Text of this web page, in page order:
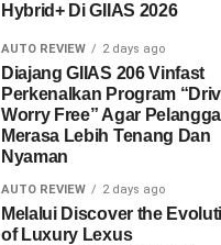
Hybrid+ Di GIIAS 2026
AUTO REVIEW 2 days ago
Diajang GIIAS 206 Vinfast
Perkenalkan Program
Worry Free” Agar
Merasa Lebih Tenang Dan
Nyaman
AUTO REVIEW 2 days ago
Melalui Discover the
of Luxury Lexus